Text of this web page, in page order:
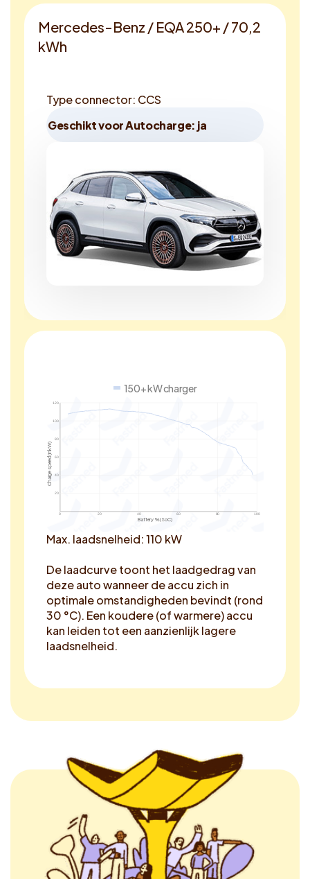
Mercedes-Benz / EQA 250+ / 70,2
kWh
Type connector: CCS
Geschikt voor Autocharge: ja
150+ kW charger
0 20 40 60 80 100
20
40
60
80
100
120
Battery % (SoC)
Charge speed (in kW)
Max. laadsnelheid: 110 kW
De laadcurve toont het laadgedrag van
deze auto wanneer de accu zich in
optimale omstandigheden bevindt (rond
30 °C). Een koudere (of warmere) accu
kan leiden tot een aanzienlijk lagere
laadsnelheid.